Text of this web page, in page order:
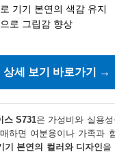
로 기기 본연의 색감 유지
으로 그립감 향상
상세 보기 바로가기 →
스 S731은 가성비와 실용
하면 여분용이나 가족과
기 본연의 컬러와 디자인을